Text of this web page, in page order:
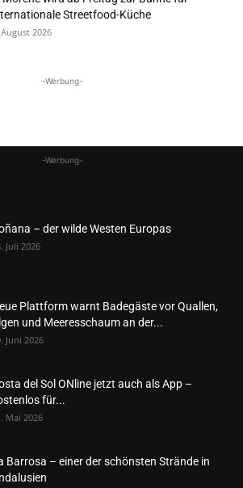
Streetfood-Küche
2026
-Werbung-
-Werbung-
– der wilde Westen Europas
Juli 2026
Plattform warnt Badegäste vor Quallen,
und Meeresschaum an der...
Juni 2026
del Sol ONline jetzt auch als App –
für...
Mai 2026
Barrosa – einer der schönsten Strände in